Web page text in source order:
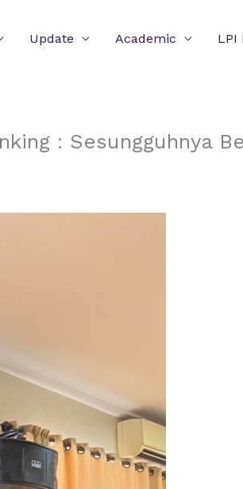
Update Academic LPI
: Sesungguhnya